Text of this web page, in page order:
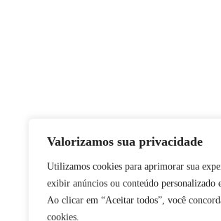
Valorizamos sua privacidade
Utilizamos cookies para aprimorar sua
exibir anúncios ou conteúdo personalizado
Ao clicar em “Aceitar todos”, você
cookies.